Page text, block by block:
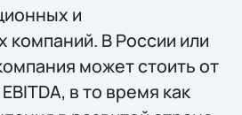
и
компаний. В России или
может стоить от
в то время как